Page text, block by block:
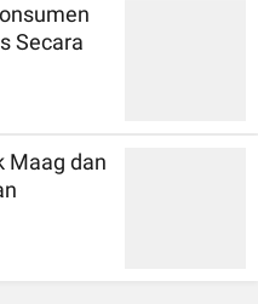
Secara
Maag dan